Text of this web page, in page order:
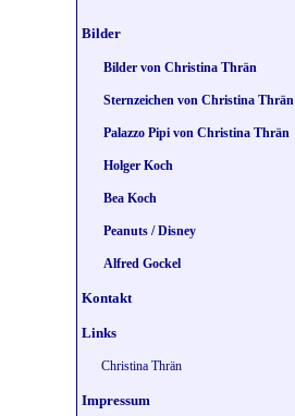
Bilder
Bilder von Christina Thrän
Sternzeichen von Christina Thrän
Palazzo Pipi von Christina Thrän
Holger Koch
Bea Koch
Peanuts / Disney
Alfred Gockel
Kontakt
Links
Christina Thrän
Impressum